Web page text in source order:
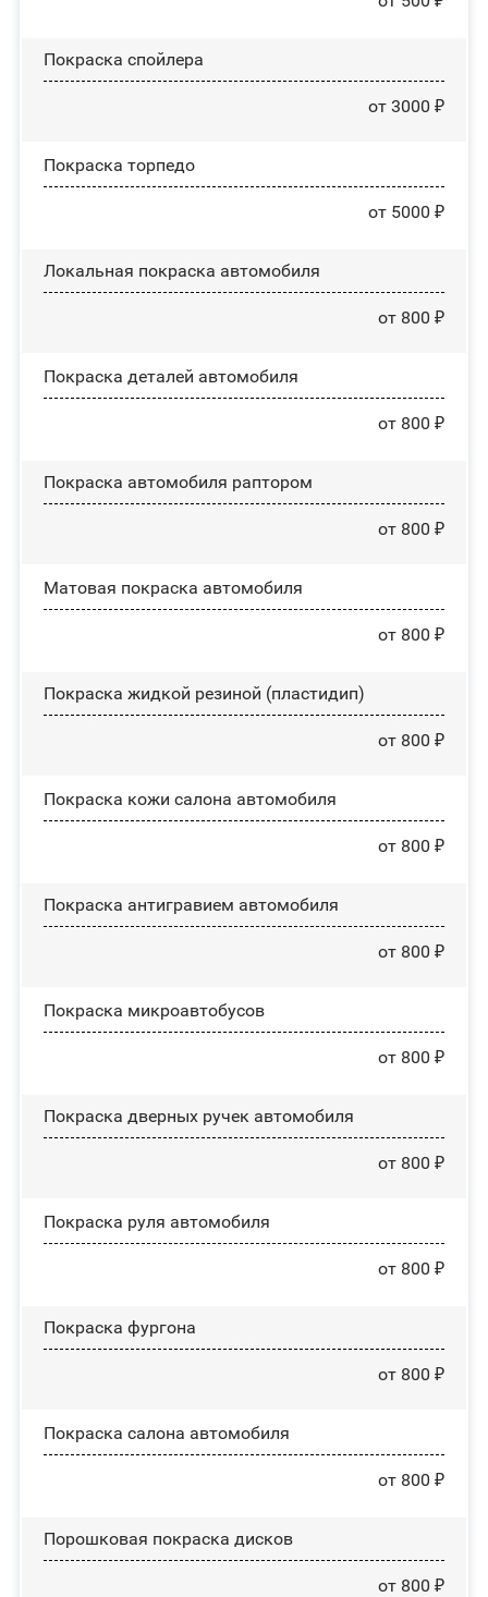
Покраска спойлера
от 3000 ₽
Покраска торпедо
от 5000 ₽
Локальная покраска автомобиля
от 800 ₽
Покраска деталей автомобиля
от 800 ₽
Покраска автомобиля раптором
от 800 ₽
Матовая покраска автомобиля
от 800 ₽
Покраска жидкой резиной (пластидип)
от 800 ₽
Покраска кожи салона автомобиля
от 800 ₽
Покраска антигравием автомобиля
от 800 ₽
Покраска микроавтобусов
от 800 ₽
Покраска дверных ручек автомобиля
от 800 ₽
Покраска руля автомобиля
от 800 ₽
Покраска фургона
от 800 ₽
Покраска салона автомобиля
от 800 ₽
Порошковая покраска дисков
от 800 ₽